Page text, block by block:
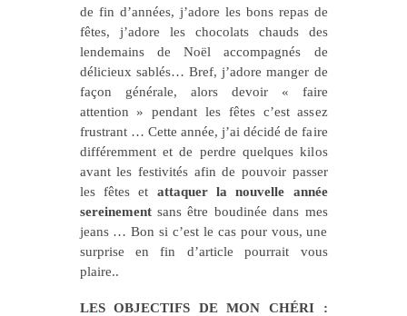
de fin d’années, j’adore les bons repas de
fêtes, j’adore les chocolats chauds des
lendemains de Noël accompagnés de
délicieux sablés… Bref, j’adore manger de
façon générale, alors devoir « faire
attention » pendant les fêtes c’est assez
frustrant … Cette année, j’ai décidé de faire
différemment et de perdre quelques kilos
avant les festivités afin de pouvoir passer
les fêtes et attaquer la nouvelle année
sereinementsans être boudinée dans mes
jeans … Bon si c’est le cas pour vous, une
surprise en fin d’article pourrait vous
plaire..
LES OBJECTIFS DE MON CHÉRI :